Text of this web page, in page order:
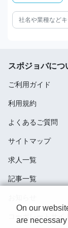
スポジョバにつ
ご利用ガイド
利用規約
よくあるご質問
サイトマップ
求人一覧
記事一覧
コーポレートサイ
On our
are